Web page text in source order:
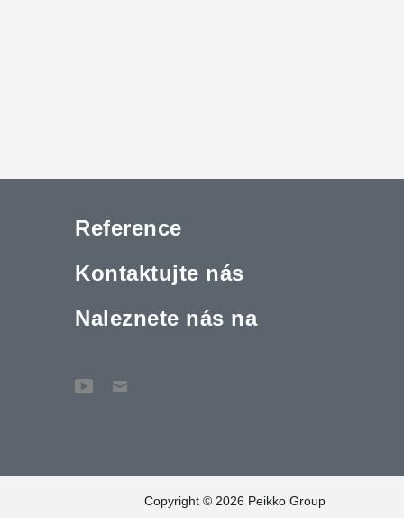
Reference
Kontaktujte nás
Naleznete nás na
Copyright © 2026 Peikko Group